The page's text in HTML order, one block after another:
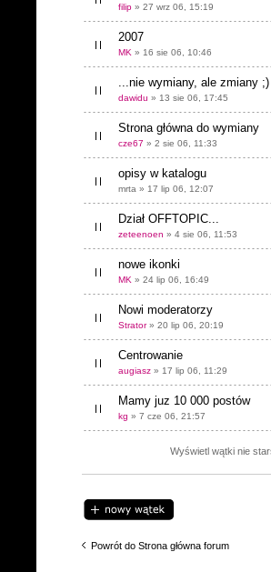
filip » 27 wrz 06, 15:19
2007
MK » 16 sie 06, 10:46
...nie wymiany, ale zmiany ;)
dawidu » 13 sie 06, 17:45
Strona główna do wymiany
cze67 » 2 sie 06, 11:33
opisy w katalogu
mrta » 17 lip 06, 12:07
Dział OFFTOPIC...
zeteenoen » 4 sie 06, 11:53
nowe ikonki
MK » 24 lip 06, 16:49
Nowi moderatorzy
Strator» 20 lip 06, 20:19
Centrowanie
augiasz » 17 lip 06, 11:29
Mamy juz 10 000 postów
kg » 7 cze 06, 21:57
Wyświetl wątki nie
Napisz wątek
Powrót do Strona główna forum